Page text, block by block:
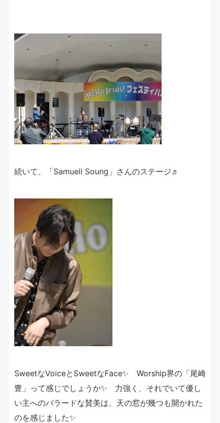
続いて、「Samuell Soung」さんのステージ♬
SweetなVoiceとSweetなFace✨ Worship界の「尾崎
豊」って感じでしょうか✨ 力強く、それでいて優し
い主へのバラードな賛美は、天の窓が幾つも開かれた
のを感じました✨